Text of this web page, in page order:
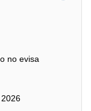
no evisa